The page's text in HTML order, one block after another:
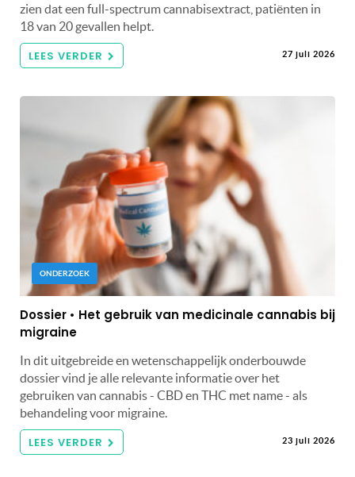
zien dat een full-spectrum cannabisextract, patiënten in
18 van 20 gevallen helpt.
LEES VERDER 27 juli 2026
ONDERZOEK
Dossier • Het gebruik van medicinale cannabis bij
migraine
In dit uitgebreide en wetenschappelijk onderbouwde
dossier vind je alle relevante informatie over het
gebruiken van cannabis - CBD en THC met name - als
behandeling voor migraine.
LEES VERDER 23 juli 2026